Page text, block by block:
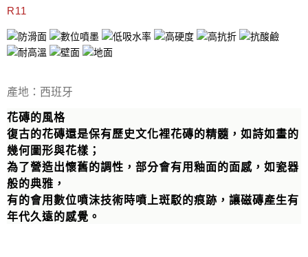
R11
產地：西班牙
花磚的風格
復古的花磚還是保有歷史文化裡花磚的精髓，如詩如畫的
幾何圖形與花樣；
為了營造出懷舊的調性，部分會有用釉面的面感，如瓷器
般的典雅，
有的會用數位噴沫技術時噴上斑駁的痕跡，讓磁磚產生有
年代久遠的感覺。